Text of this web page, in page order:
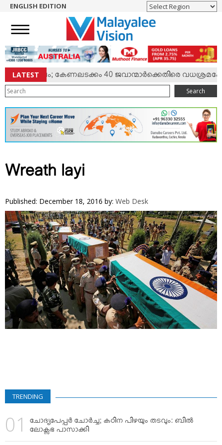
NEWS
ENGLISH
NRI
ENTERTAINMENT
MV SPECIAL
SPORTS
LIFESTYLE
TECH & AUTO
EDITORIAL
VIDEOS
YOUR SAY
COOKERY
KARSHAKAN
TOURS & TRAVEL
GREETINGS
CLASSIFIEDS
ENGLISH EDITION
LATEST കേണലടക്കം 40 ജവാന്മാര്‍ക്കെതിരെ
Search
Wreath layi
Published: December 18, 2016 by: Web Desk
TRENDING
ചോദ്യപേപ്പര്‍ ചോര്‍ച്ച; കഠിന പിഴയും തടവും: ബില്‍
ലോക്സഭ പാസാക്കി